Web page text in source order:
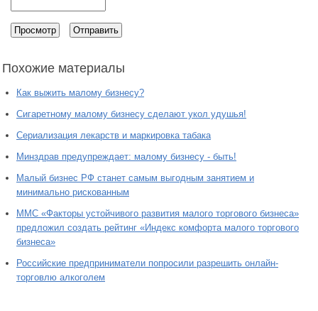
Похожие материалы
Как выжить малому бизнесу?
Сигаретному малому бизнесу сделают укол удушья!
Сериализация лекарств и маркировка табака
Минздрав предупреждает: малому бизнесу - быть!
Малый бизнес РФ станет самым выгодным занятием и
минимально рискованным
ММС «Факторы устойчивого развития малого торгового бизнеса»
предложил создать рейтинг «Индекс комфорта малого торгового
бизнеса»
Российские предприниматели попросили разрешить онлайн-
торговлю алкоголем